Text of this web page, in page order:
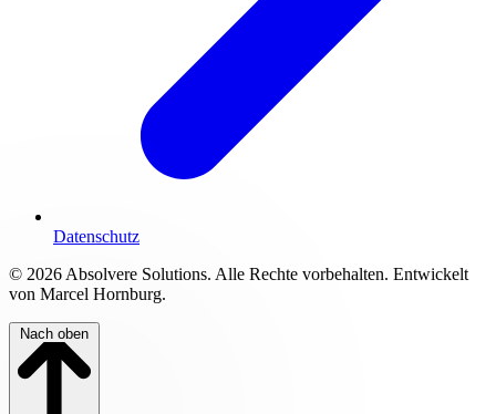
Datenschutz
© 2026 Absolvere Solutions. Alle Rechte vorbehalten. Entwickelt
von Marcel Hornburg.